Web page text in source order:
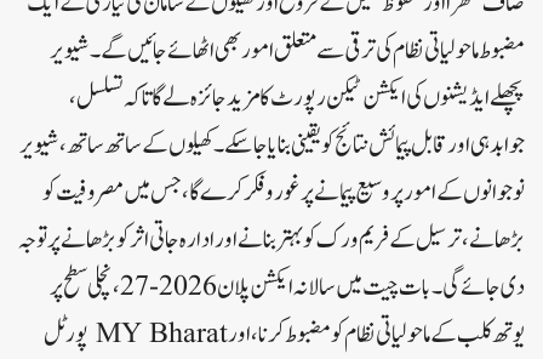
مضبوط ماحولیاتی نظام کی ترقی سے متعلق امور بھی اٹھائے جائیں گے۔شیویر
پچھلے ایڈیشنوں کی ایکشن ٹیکن رپورٹ کا مزید جائزہ لے گا تاکہ تسلسل،
جوابدہی اور قابل پیمائش نتائج کو یقینی بنایا جا سکے۔ کھیلوں کے ساتھ ساتھ، شیویر
نوجوانوں کے امور پر وسیع پیمانے پر غور و فکر کرے گا، جس میں مصروفیت کو
بڑھانے، ترسیل کے فریم ورک کو بہتر بنانے اور ادارہ جاتی اثر کو بڑھانے پر توجہ
دی جائے گی۔بات چیت میں سالانہ ایکشن پلان 2026-27، نچلی سطح پر
یوتھ کلب کے ماحولیاتی نظام کو مضبوط کرنا، اور MY Bharat پورٹل